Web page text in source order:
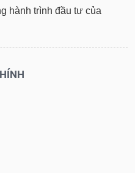
hành trình đầu tư của